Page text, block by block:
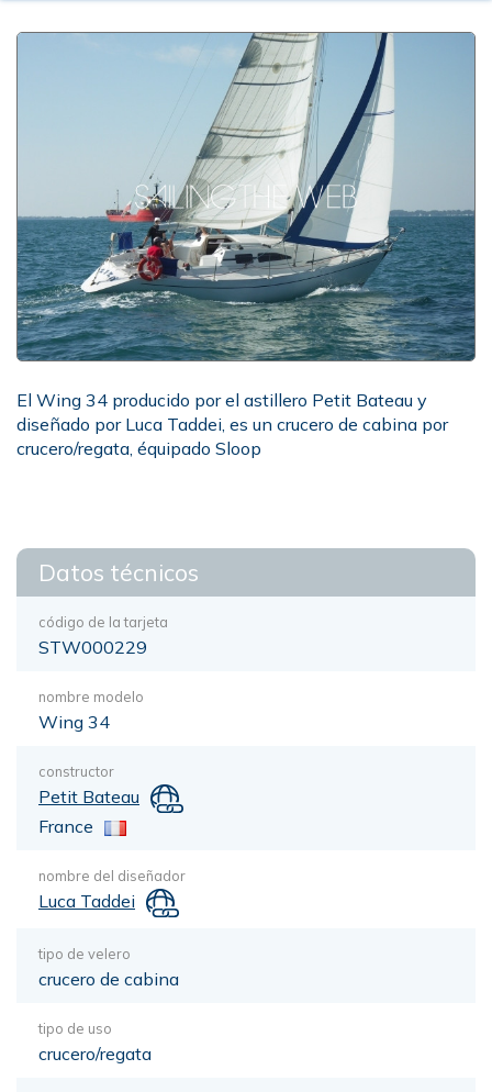
El Wing 34 producido por el astillero Petit Bateau y
diseñado por Luca Taddei, es un crucero de cabina por
crucero/regata, équipado Sloop
Datos técnicos
código de la tarjeta
STW000229
nombre modelo
Wing 34
constructor
Petit Bateau
France
nombre del diseñador
Luca Taddei
tipo de velero
crucero de cabina
tipo de uso
crucero/regata